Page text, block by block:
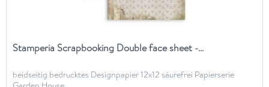
Stamperia Scrapbooking Double face sheet -...
beidseitig bedrucktes Designpapier 12x12 säurefrei Papierserie